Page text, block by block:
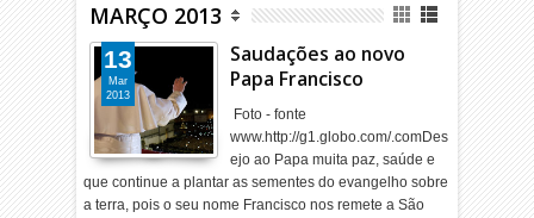
MARÇO 2013
Saudações ao novo
Papa Francisco
Foto - fonte
www.http://g1.globo.com/.comDes
ejo ao Papa muita paz, saúde e
que continue a plantar as sementes do evangelho sobre
a terra, pois o seu nome Francisco nos remete a São
13
Mar
2013